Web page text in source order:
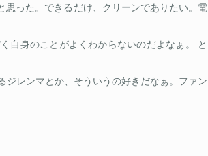
った。できるだけ、クリーンでありたい。電
自身のことがよくわからないのだよなぁ。 と
レンマとか、そういうの好きだなぁ。ファン